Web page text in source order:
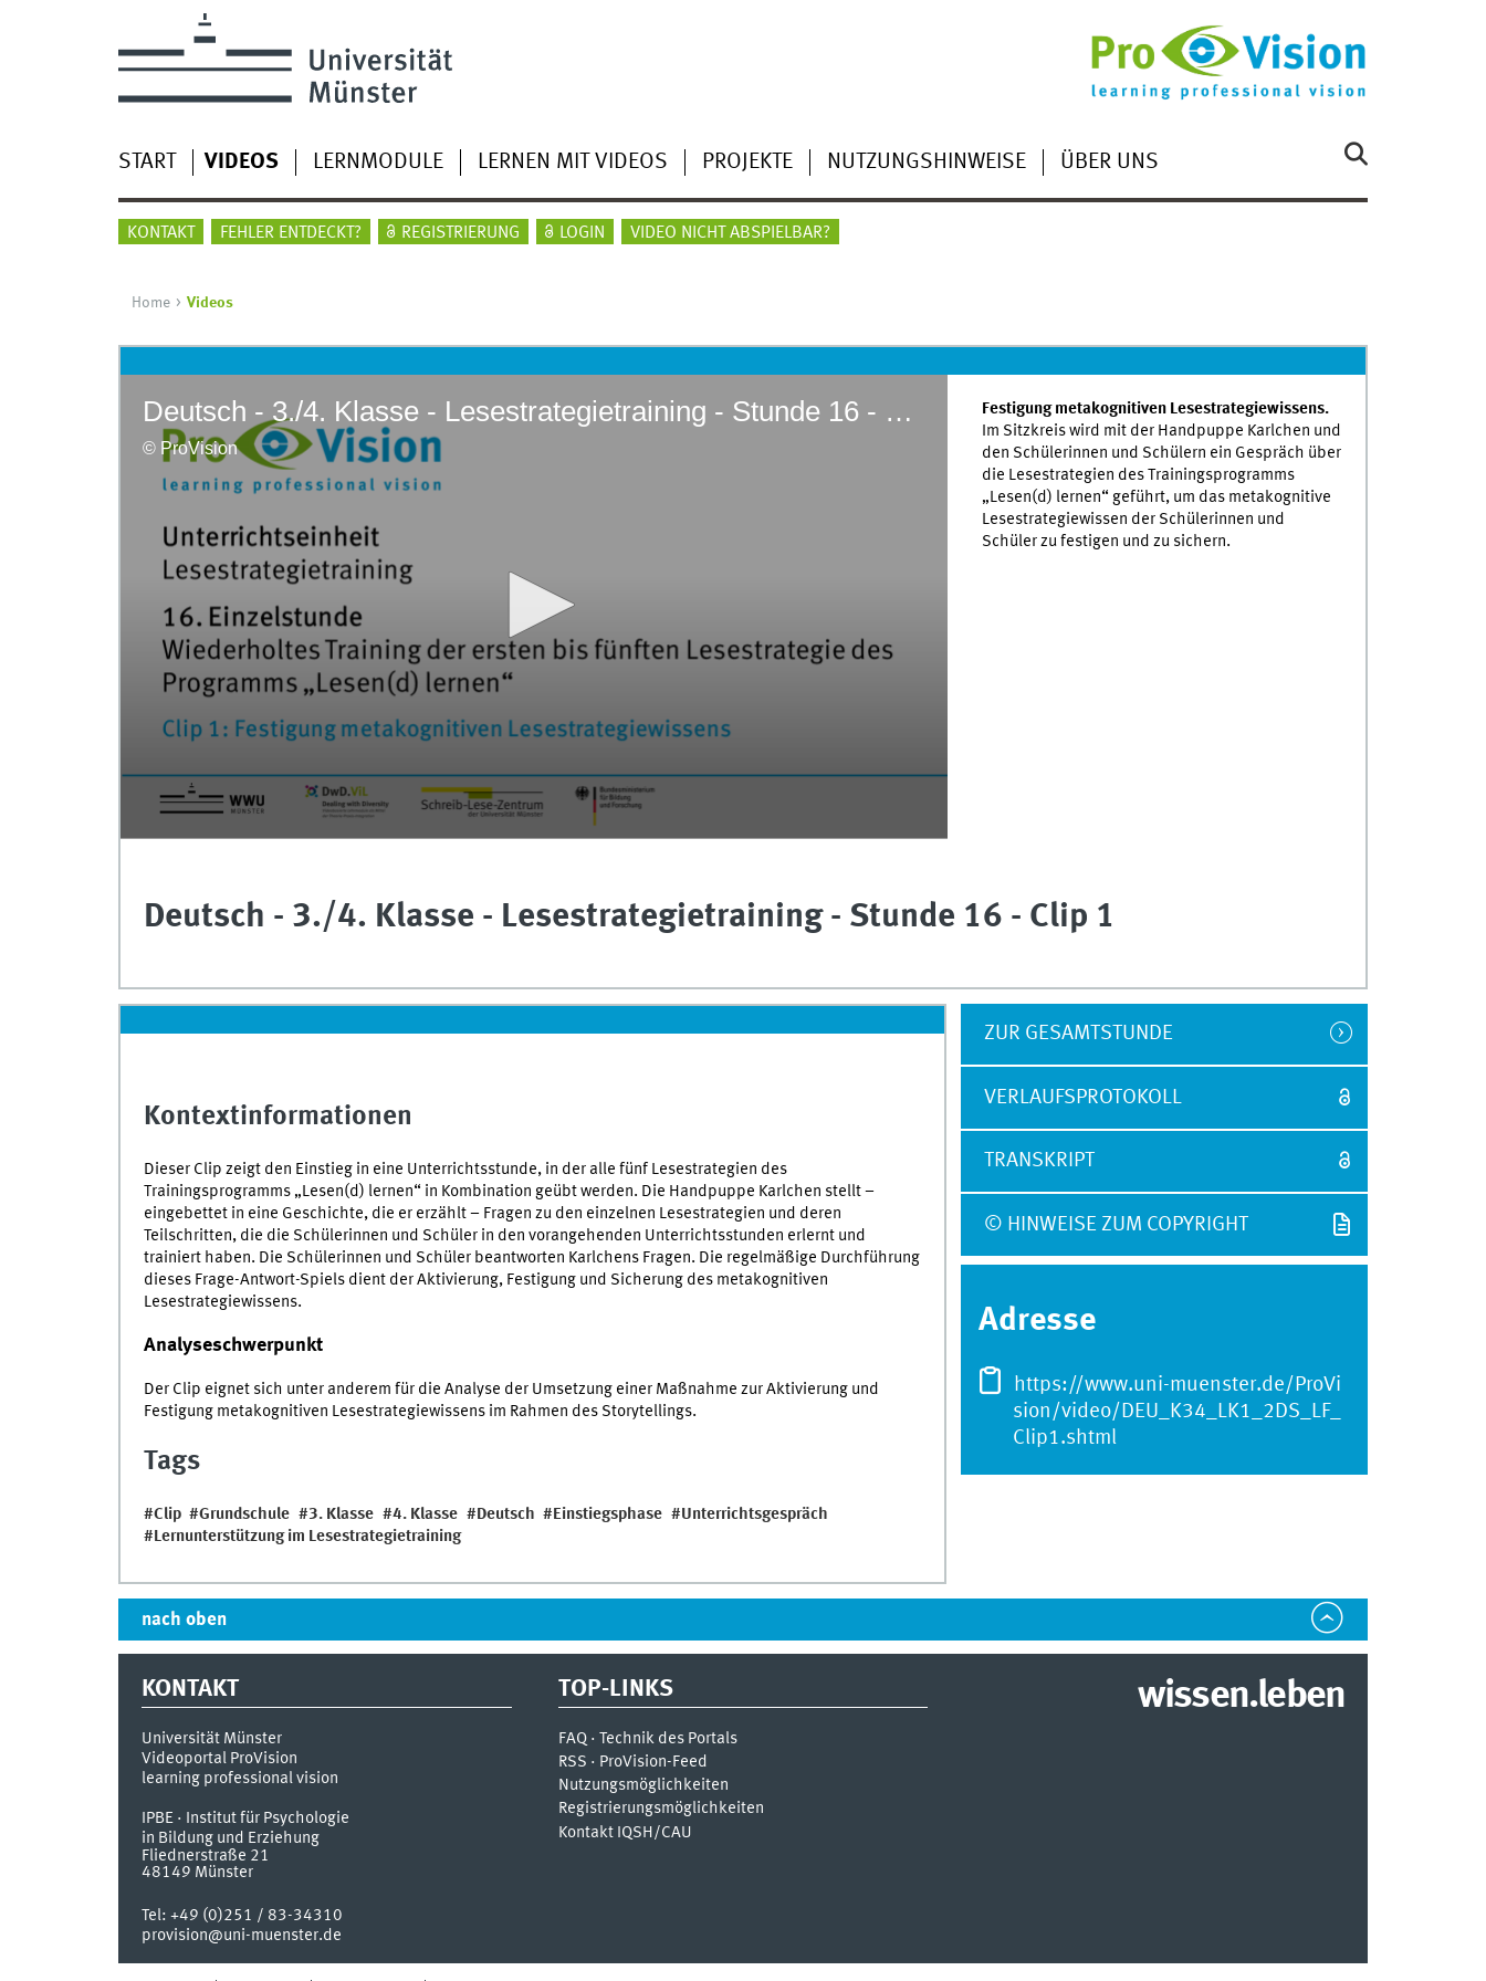
START VIDEOS LERNMODULE LERNEN MIT VIDEOS PROJEKTE NUTZUNGSHINWEISE ÜBER UNS
KONTAKT FEHLER ENTDECKT? REGISTRIERUNG LOGIN VIDEO NICHT ABSPIELBAR?
Home Videos
Deutsch - 3./4. Klasse - Lesestrategietraining - Stunde 16 - Clip 1
© ProVision
seconds Volume
Deutsch - 3./4. Klasse - Lesestrategietraining - Stunde 16 - Clip 1
Festigung metakognitiven Lesestrategiewissens.
Im Sitzkreis wird mit der Handpuppe Karlchen und
den Schülerinnen und Schülern ein Gespräch über
die Lesestrategien des Trainingsprogramms
„Lesen(d) lernen“ geführt, um das metakognitive
Lesestrategiewissen der Schülerinnen und
Schüler zu festigen und zu sichern.
Kontextinformationen
Dieser Clip zeigt den Einstieg in eine Unterrichtsstunde, in der alle fünf Lesestrategien des
Trainingsprogramms „Lesen(d) lernen“ in Kombination geübt werden. Die Handpuppe Karlchen stellt –
eingebettet in eine Geschichte, die er erzählt – Fragen zu den einzelnen Lesestrategien und deren
Teilschritten, die die Schülerinnen und Schüler in den vorangehenden Unterrichtsstunden erlernt und
trainiert haben. Die Schülerinnen und Schüler beantworten Karlchens Fragen. Die regelmäßige Durchführung
dieses Frage-Antwort-Spiels dient der Aktivierung, Festigung und Sicherung des metakognitiven
Lesestrategiewissens.
Analyseschwerpunkt
Der Clip eignet sich unter anderem für die Analyse der Umsetzung einer Maßnahme zur Aktivierung und
Festigung metakognitiven Lesestrategiewissens im Rahmen des Storytellings.
Tags
Clip Grundschule 3. Klasse 4. Klasse Deutsch Einstiegsphase
Unterrichtsgespräch
Lernunterstützung im Lesestrategietraining
ZUR GESAMTSTUNDE
VERLAUFSPROTOKOLL
TRANSKRIPT
© HINWEISE ZUM COPYRIGHT
Adresse
https://www.uni-muenster.de/ProVi
sion/video/DEU_K34_LK1_2DS_LF_
Clip1.shtml
nach oben
KONTAKT
Universität Münster
Videoportal ProVision
learning professional vision
IPBE · Institut für Psychologie
in Bildung und Erziehung
Fliednerstraße 21
48149 Münster
Tel: +49 (0)251 / 83-34310
provision@uni-muenster.de
TOP-LINKS
FAQ · Technik des Portals
RSS · ProVision-Feed
Nutzungsmöglichkeiten
Registrierungsmöglichkeiten
Kontakt IQSH/CAU
wissen.leben